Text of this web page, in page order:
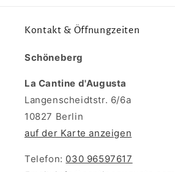
Kontakt & Öffnungzeiten
Schöneberg
La Cantine d'Augusta
Langenscheidtstr. 6/6a
10827 Berlin
auf der Karte anzeigen
Telefon: 030 96597617